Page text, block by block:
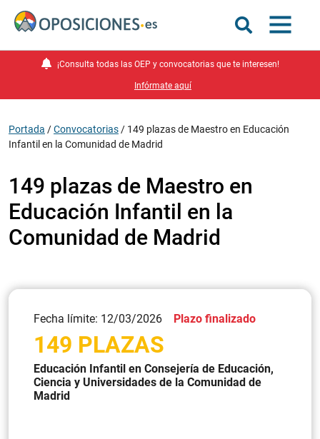
¡Consulta todas las OEP y convocatorias que te interesen!
Infórmate aquí
Portada /Convocatorias / 149 plazas de Maestro en Educación
Infantil en la Comunidad de Madrid
149 plazas de Maestro en
Educación Infantil en la
Comunidad de Madrid
Fecha límite: 12/03/2026 Plazo finalizado
149 PLAZAS
Educación Infantil en Consejería de Educación,
Ciencia y Universidades de la Comunidad de
Madrid